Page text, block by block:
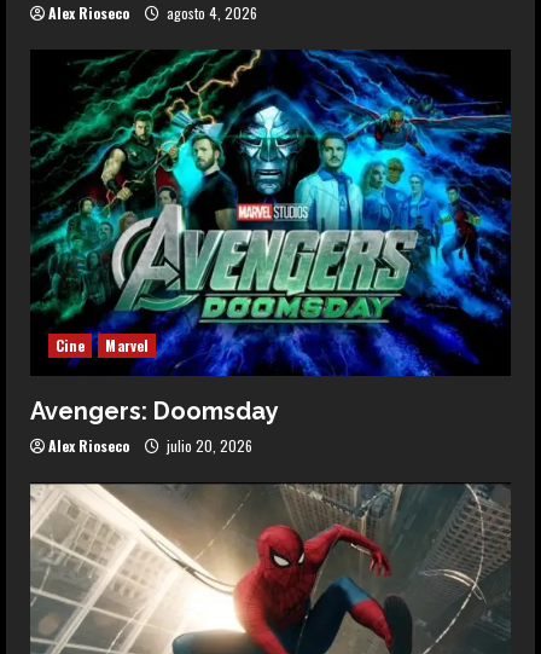
Alex Rioseco agosto 4, 2026
Cine Marvel
Avengers: Doomsday
Alex Rioseco julio 20, 2026